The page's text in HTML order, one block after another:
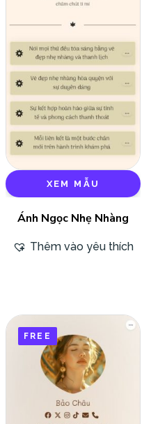
XEM MẪU
Ánh Ngọc Nhẹ Nhàng
Thêm vào yêu thích
FREE